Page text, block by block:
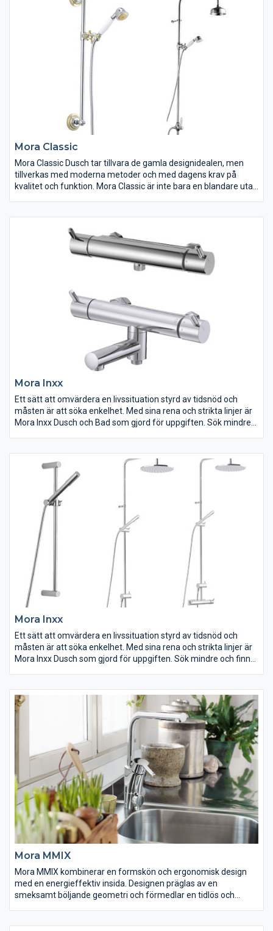
Mora Classic
Mora Classic Dusch tar tillvara de gamla designidealen, men
tillverkas med moderna metoder och med dagens krav på
kvalitet och funktion. Mora Classic är inte bara en blandare utan
Mora Inxx
Ett sätt att omvärdera en livssituation styrd av tidsnöd och
måsten är att söka enkelhet. Med sina rena och strikta linjer är
Mora Inxx Dusch och Bad som gjord för uppgiften. Sök mindre
Mora Inxx
Ett sätt att omvärdera en livssituation styrd av tidsnöd och
måsten är att söka enkelhet. Med sina rena och strikta linjer är
Mora Inxx Dusch som gjord för uppgiften. Sök mindre och finn
Mora MMIX
Mora MMIX kombinerar en formskön och ergonomisk design
med en energieffektiv insida. Designen präglas av en
smeksamt böljande geometri och förmedlar en tidlös och